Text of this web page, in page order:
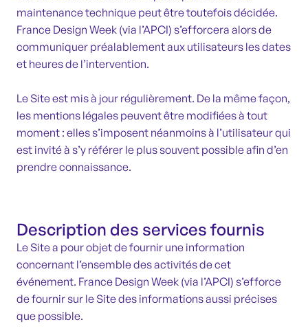
maintenance technique peut être toutefois décidée.
France Design Week (via l’APCI) s’efforcera alors de
communiquer préalablement aux utilisateurs les dates
et heures de l’intervention.
Le Site est mis à jour régulièrement. De la même façon,
les mentions légales peuvent être modifiées à tout
moment : elles s’imposent néanmoins à l’utilisateur qui
est invité à s’y référer le plus souvent possible afin d’en
prendre connaissance.
Description des services fournis
Le Site a pour objet de fournir une information
concernant l’ensemble des activités de cet
événement. France Design Week (via l’APCI) s’efforce
de fournir sur le Site des informations aussi précises
que possible.